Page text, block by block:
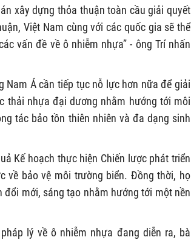
xây dựng thỏa thuận toàn cầu giải quyết
Việt Nam cùng với các quốc gia sẽ thể
vấn đề về ô nhiễm nhựa” - ông Trí nhấn
Nam Á cần tiếp tục nỗ lực hơn nữa để giải
thải nhựa đại dương nhằm hướng tới môi
tác bảo tồn thiên nhiên và đa dạng sinh
Kế hoạch thực hiện Chiến lược phát triển
về bảo vệ môi trường biển. Đồng thời, họ
mới, sáng tạo nhằm hướng tới một nền
lý về ô nhiễm nhựa đang diễn ra, bà